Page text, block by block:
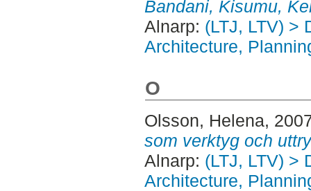
Bandani, Kisumu,
Alnarp: (LTJ, LTV) >
Architecture,
O
Olsson, Helena,
som verktyg och
Alnarp: (LTJ, LTV) >
Architecture,